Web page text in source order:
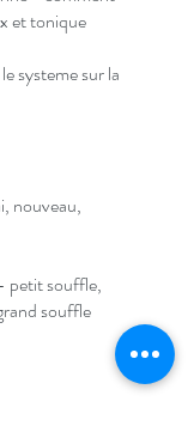
et tonique
systeme sur la
nouveau,
petit souffle,
souffle